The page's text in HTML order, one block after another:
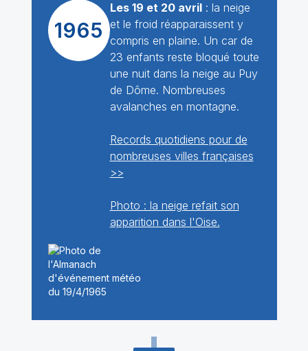
1965
Les 19 et 20 avril: la neige
et le froid réapparaissent y
compris en plaine. Un car de
23 enfants reste bloqué toute
une nuit dans la neige au Puy
de Dôme. Nombreuses
avalanches en montagne.
Records quotidiens pour de
nombreuses villes françaises
>>
Photo : la neige refait son
apparition dans l'Oise.